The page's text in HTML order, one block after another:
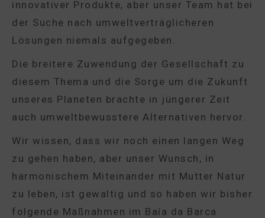
innovativer Produkte, aber unser Team hat bei
der Suche nach umweltverträglicheren
Lösungen niemals aufgegeben.
Die breitere Zuwendung der Gesellschaft zu
diesem Thema und die Sorge um die Zukunft
unseres Planeten brachte in jüngerer Zeit
auch umweltbewusstere Alternativen hervor.
Wir wissen, dass wir noch einen langen Weg
zu gehen haben, aber unser Wunsch, in
harmonischem Miteinander mit Mutter Natur
zu leben, ist gewaltig und so haben wir bisher
folgende Maßnahmen im Baía da Barca